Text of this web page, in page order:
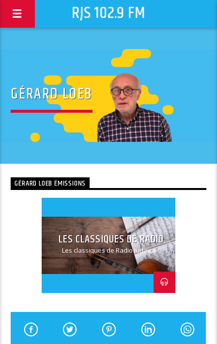
RJS 102.9 FM
GÉRARD LOEB
GÉRARD LOEB ÉMISSIONS
LES CLASSIQUES DE RADIO
JUDAÏCA
Les classiques de Radio Judaica